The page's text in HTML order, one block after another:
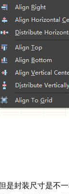
是封装尺寸是不